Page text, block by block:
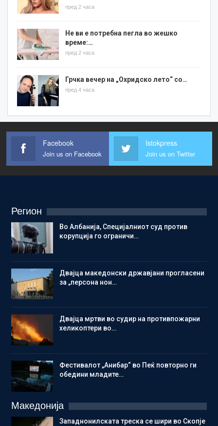
пред 2 часа
Не ви е потребна пегла во жешко
време:…
пред 2 часа
Грчка вечер на „Охридско лето“ со…
пред 4 часа
Facebook
Join us on Facebook
Istokpress
Join us on Twitter
Регион
Во Албанија, Специјалниот суд против
корупција го ограничи…
Двајца македонски државјани прогласени
за „персона нон…
Двајца мртви во судир на противпожарни
хеликоптери во…
Фестивалот „Анибар“ во Пеќ повторно ги
обедини младите…
Македонија
Западнонилската треска се шири во Скопје